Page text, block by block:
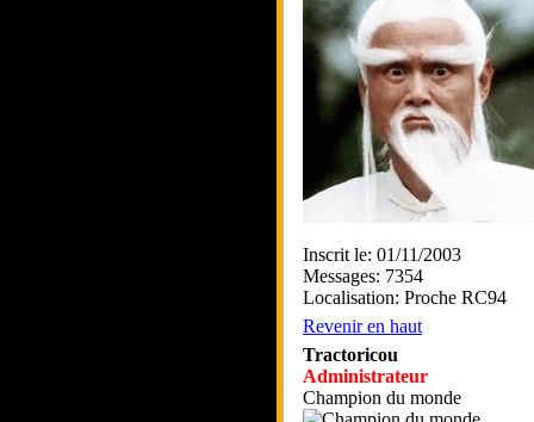
Inscrit le: 01/11/2003
Messages: 7354
Localisation: Proche RC94
Revenir en haut
Tractoricou
Administrateur
Champion du monde